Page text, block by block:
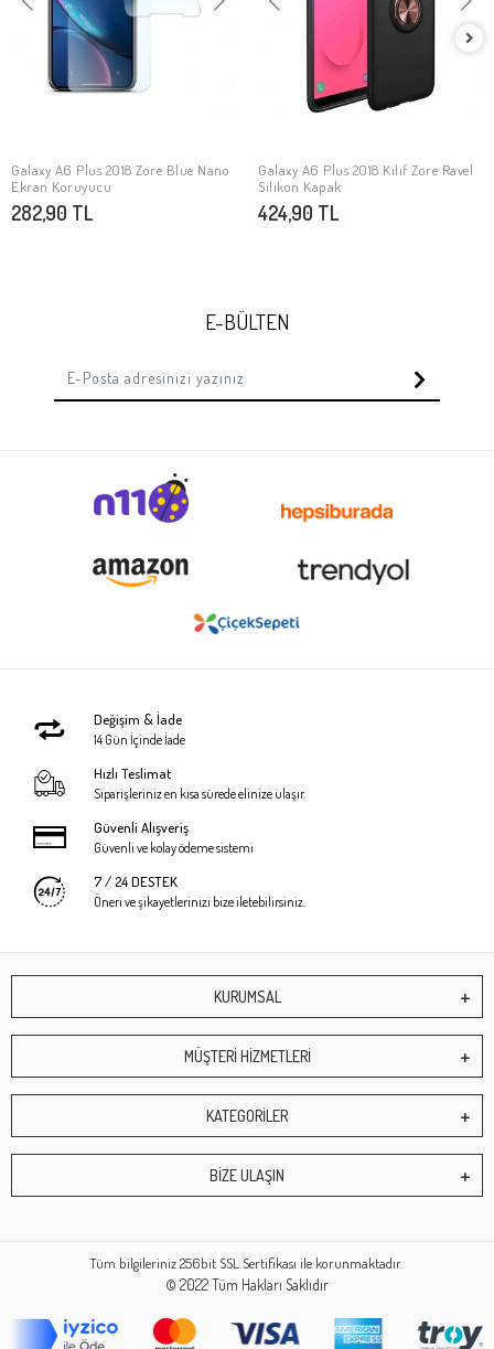
SEPETE EKLE
Galaxy A6 Plus 2018 Zore Blue Nano
Ekran Koruyucu
282,90 TL
SEPETE EKLE
Galaxy A6 Plus 2018 Kılıf Zore Ravel
Silikon Kapak
424,90 TL
E-BÜLTEN
Değişim & İade
14 Gün İçinde İade
Hızlı Teslimat
Siparişleriniz en kısa sürede elinize ulaşır.
Güvenli Alışveriş
Güvenli ve kolay ödeme sistemi
7 / 24 DESTEK
Öneri ve şikayetlerinizi bize iletebilirsiniz.
KURUMSAL
MÜŞTERİ HİZMETLERİ
KATEGORİLER
BİZE ULAŞIN
Tüm bilgileriniz 256bit SSL Sertifikası ile korunmaktadır.
© 2022Tüm Hakları Saklıdır